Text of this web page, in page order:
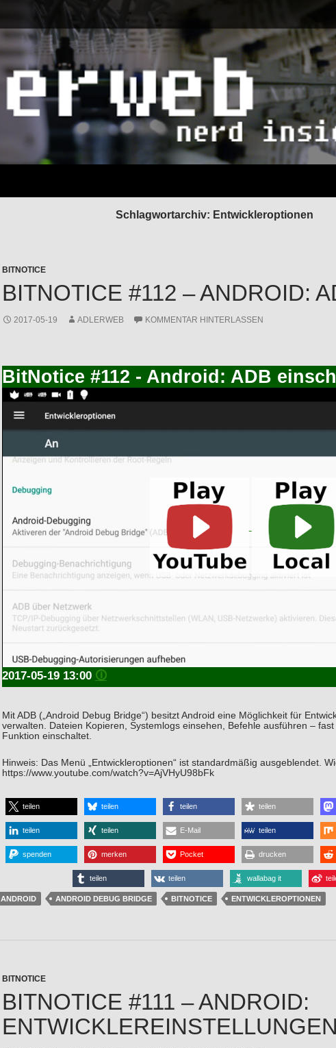
Schlagwortarchiv: Entwickleroptionen
BITNOTICE
BITNOTICE #112 – ANDROID:
2017-05-19 ADLERWEB KOMMENTAR HINTERLASSEN
BitNotice #112 - Android: ADB
2017-05-19 13:00 🛈
Mit ADB („Android Debug Bridge“) besitzt Android eine Möglichkeit für
verwalten. Dateien Kopieren, Systemlogs einsehen, Befehle ausführen –
Funktion einschaltet.
Hinweis: Das Menü „Entwickleroptionen“ ist standardmäßig ausgeblendet.
https://www.youtube.com/watch?v=AjVHyU98bFk
teilen teilen teilen teilen
teilen teilen E-Mail teilen
spenden merken Pocket drucken
teilen teilen wallabag it
ANDROID ANDROID DEBUG BRIDGE BITNOTICE ENTWICKLEROPTIONEN
BITNOTICE
BITNOTICE #111 – ANDROID: